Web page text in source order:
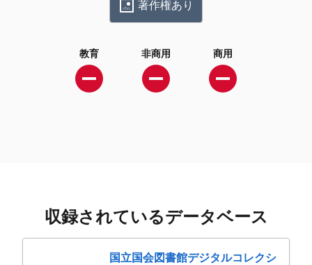
著作権あり
教育 非商用 商用
収録されているデータベース
国立国会図書館デジタルコレクシ